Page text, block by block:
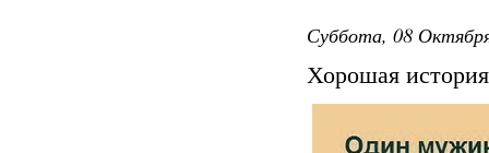
Суббота, 08
Хорошая